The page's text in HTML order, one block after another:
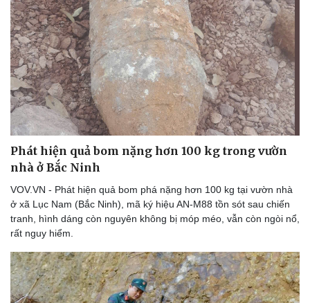
Phát hiện quả bom nặng hơn 100 kg trong vườn
nhà ở Bắc Ninh
VOV.VN - Phát hiện quả bom phá nặng hơn 100 kg tại vườn nhà
ở xã Lục Nam (Bắc Ninh), mã ký hiệu AN-M88 tồn sót sau chiến
tranh, hình dáng còn nguyên không bị móp méo, vẫn còn ngòi nổ,
rất nguy hiểm.